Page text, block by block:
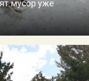
мусор уже